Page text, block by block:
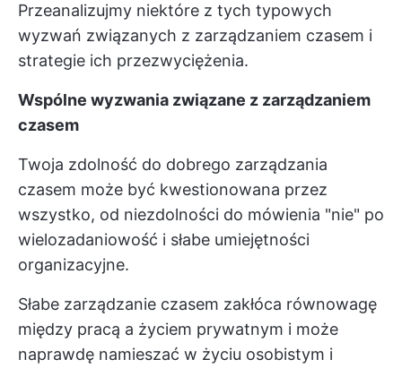
Przeanalizujmy niektóre z tych typowych
wyzwań związanych z zarządzaniem czasem i
strategie ich przezwyciężenia.
Wspólne wyzwania związane z zarządzaniem
czasem
Twoja zdolność do dobrego zarządzania
czasem może być kwestionowana przez
wszystko, od niezdolności do mówienia "nie" po
wielozadaniowość i słabe umiejętności
organizacyjne.
Słabe zarządzanie czasem zakłóca równowagę
między pracą a życiem prywatnym i może
naprawdę namieszać w życiu osobistym i